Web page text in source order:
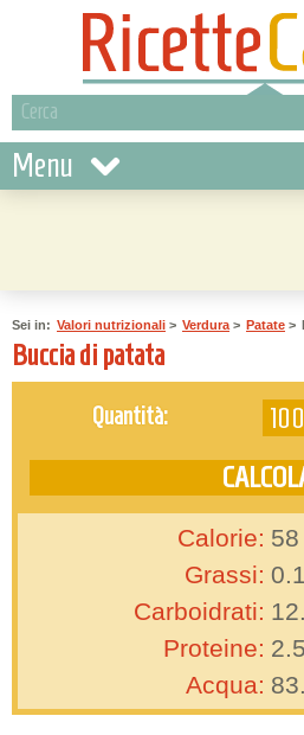
Menu
Sei in: Valori nutrizionali > Verdura > Patate >
Buccia di patata
Quantità:
Calorie: 58
Grassi: 0.1
Carboidrati:
Proteine:
Acqua: